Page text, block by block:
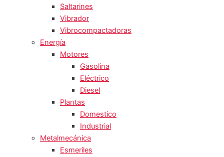
Saltarines
Vibrador
Vibrocompactadoras
Energía
Motores
Gasolina
Eléctrico
Diesel
Plantas
Domestico
Industrial
Metalmecánica
Esmeriles